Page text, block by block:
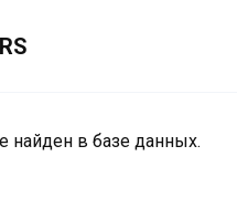
RS
найден в базе данных.